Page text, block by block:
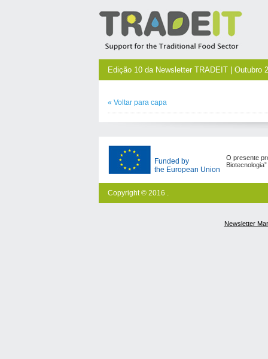
Edição 10 da Newsletter TRADEIT | Outubro
« Voltar para capa
Funded by
the European Union
O presente
Copyright © 2016 .
Newsletter